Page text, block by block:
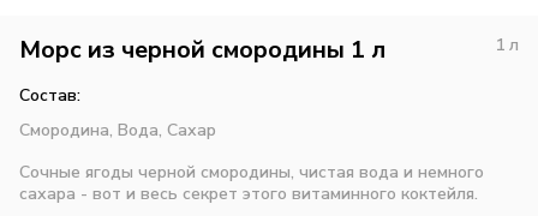
Морс из черной смородины 1 л 1 л
Состав:
Смородина, Вода, Сахар
Сочные ягоды черной смородины, чистая вода и немного
сахара - вот и весь секрет этого витаминного коктейля.